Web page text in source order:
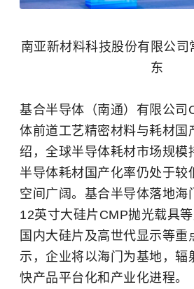
南亚新材料科技股份有限公
东
基合半导体（南通）有限公司
体前道工艺精密材料与耗材国
绍，全球半导体耗材市场规模
半导体耗材国产化率仍处于较
空间广阔。基合半导体落地海
12英寸大硅片CMP抛光载具
国内大硅片及高世代显示等重
示，企业将以海门为基地，辐
快产品平台化和产业化进程。